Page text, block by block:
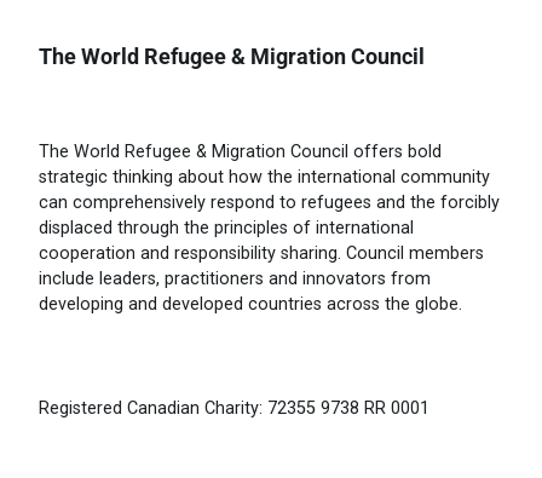
The World Refugee & Migration Council
The World Refugee & Migration Council offers bold
strategic thinking about how the international community
can comprehensively respond to refugees and the forcibly
displaced through the principles of international
cooperation and responsibility sharing. Council members
include leaders, practitioners and innovators from
developing and developed countries across the globe.
Registered Canadian Charity: 72355 9738 RR 0001